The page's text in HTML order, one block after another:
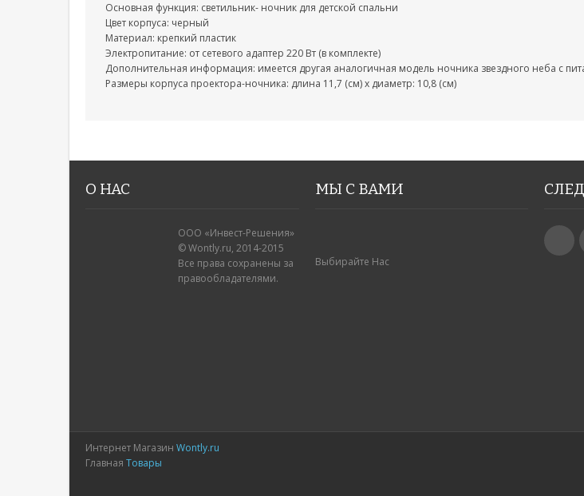
Основная функция: светильник- ночник для детской спальни
Цвет корпуса: черный
Материал: крепкий пластик
Электропитание: от сетевого адаптер 220 Вт (в комплекте)
Дополнительная информация: имеется другая аналогичная модель ночника звездного неба с
Размеры корпуса проектора-ночника: длина 11,7 (см) х диаметр: 10,8 (см)
О НАС
ООО «Инвест-Решения»
© Wontly.ru, 2014-2015
Все права сохранены за
правообладателями.
МЫ С ВАМИ
Выбирайте Нас
Интернет Магазин Wontly.ru
Главная Товары